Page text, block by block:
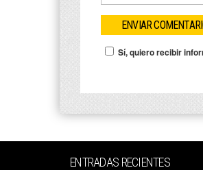
Sí, quiero recibir
ENTRADAS RECIENTES